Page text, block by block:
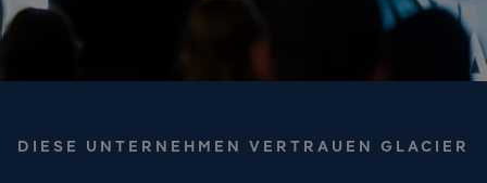
DIESE UNTERNEHMEN VERTRAUEN GLACIER